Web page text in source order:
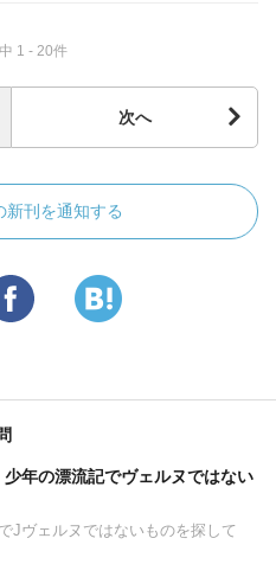
1 - 20件
次へ
新刊を通知する
少年の漂流記でヴェルヌではない
Jヴェルヌではないものを探して